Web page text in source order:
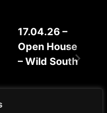
17.04.26 –
Open House
– Wild South